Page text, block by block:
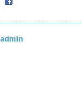
admin